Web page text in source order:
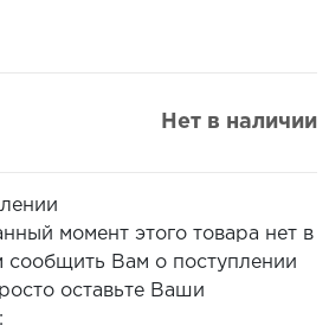
Нет в наличии
момент этого товара нет в
Вам о поступлении
оставьте Ваши